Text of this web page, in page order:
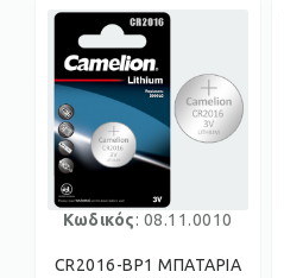
Κωδικός: 08.11.0010
CR2016-BP1 ΜΠΑΤΑΡΙΑ